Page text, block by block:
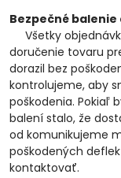
Bezpečné balenie
Všetky
doručenie tovaru
dorazil bez
kontrolujeme, aby
poškodenia. Pokiaľ
balení stalo, že
od komunikujeme
poškodených
kontaktovať.